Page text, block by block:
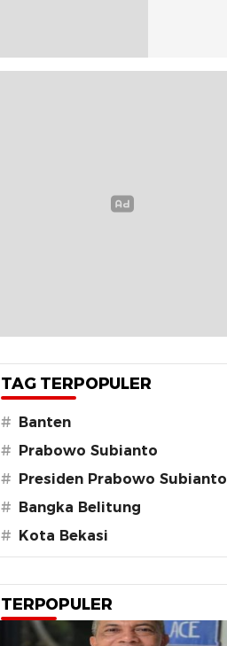
TAG TERPOPULER
# Banten
# Prabowo Subianto
# Presiden Prabowo Subianto
# Bangka Belitung
# Kota Bekasi
TERPOPULER